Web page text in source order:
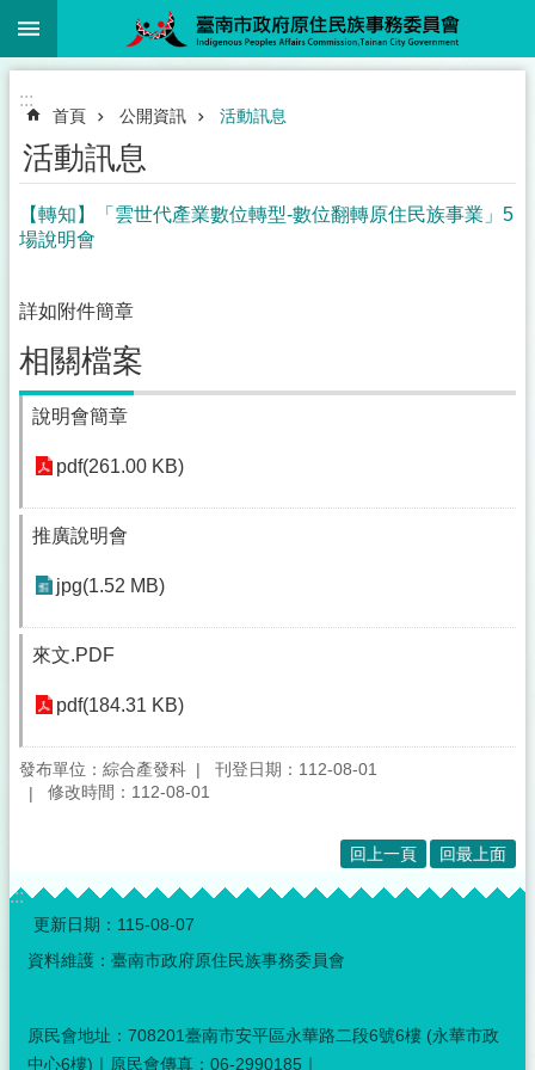
跳到主要內容區塊
:::
首頁 公開資訊 活動訊息
活動訊息
【轉知】「雲世代產業數位轉型-數位翻轉原住民族事業」5
場說明會
詳如附件簡章
相關檔案
說明會簡章
pdf(261.00 KB)
推廣說明會
jpg(1.52 MB)
來文.PDF
pdf(184.31 KB)
發布單位：綜合產發科
刊登日期：112-08-01
修改時間：112-08-01
回上一頁 回最上面
:::
更新日期： 115-08-07
資料維護：臺南市政府原住民族事務委員會
原民會地址：708201臺南市安平區永華路二段6號6樓 (永華市政
中心6樓)｜原民會傳真：06-2990185｜